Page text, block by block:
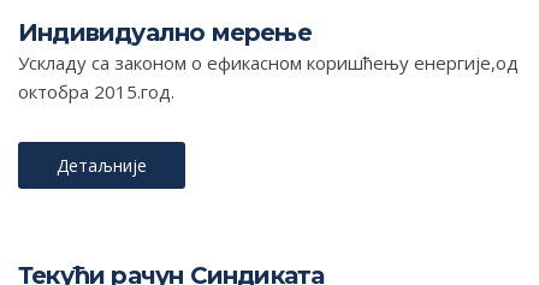
Индивидуално мерење
Ускладу са законом о ефикасном коришћењу енергије,од
октобра 2015.год.
Детаљније
Текући рачун Синдиката